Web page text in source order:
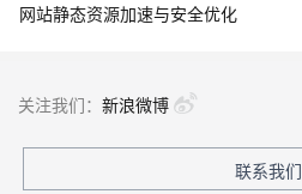
网站静态资源加速与安全优化
关注我们： 新浪微博
联系我们